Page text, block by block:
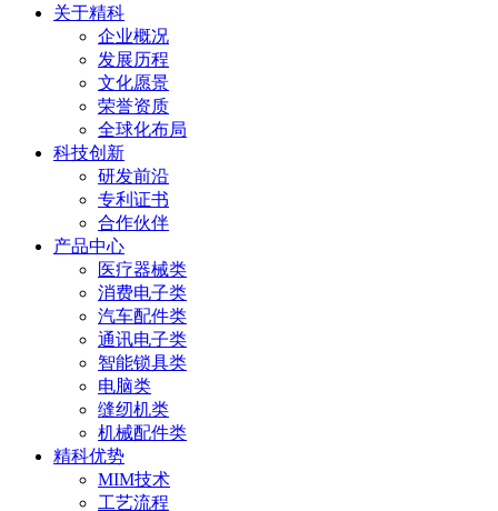
关于精科
企业概况
发展历程
文化愿景
荣誉资质
全球化布局
科技创新
研发前沿
专利证书
合作伙伴
产品中心
医疗器械类
消费电子类
汽车配件类
通讯电子类
智能锁具类
电脑类
缝纫机类
机械配件类
精科优势
MIM技术
工艺流程